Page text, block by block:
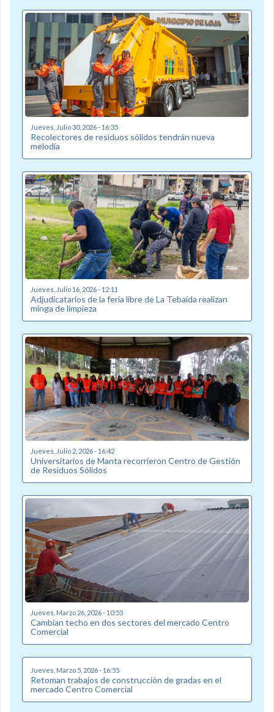
Jueves, Julio 30, 2026 - 16:35
Recolectores de residuos sólidos tendrán nueva
melodía
Jueves, Julio 16, 2026 - 12:11
Adjudicatarios de la feria libre de La Tebaida realizan
minga de limpieza
Jueves, Julio 2, 2026 - 16:42
Universitarios de Manta recorrieron Centro de Gestión
de Residuos Sólidos
Jueves, Marzo 26, 2026 - 10:53
Cambian techo en dos sectores del mercado Centro
Comercial
Jueves, Marzo 5, 2026 - 16:55
Retoman trabajos de construcción de gradas en el
mercado Centro Comercial